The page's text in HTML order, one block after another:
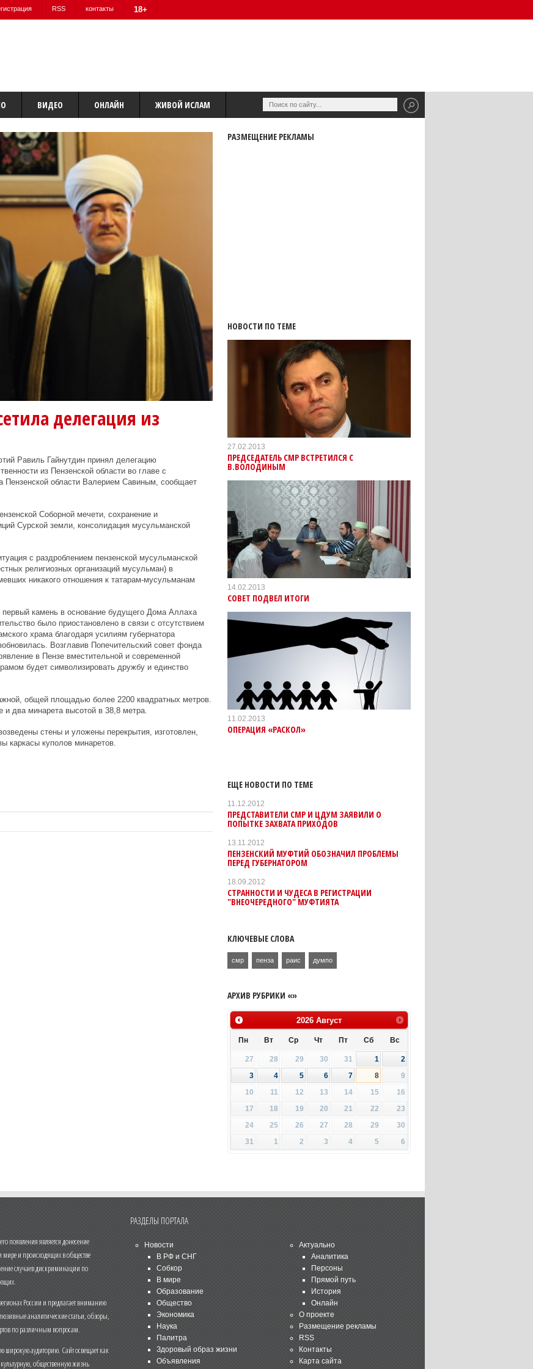
RSS контакты 18+
ВИДЕО ОНЛАЙН ЖИВОЙ ИСЛАМ
делегация из
Равиль Гайнутдин принял делегацию
из Пензенской области во главе с
Пензенской области Валерием Савиным, сообщает
Соборной мечети, сохранение и
Сурской земли, консолидация мусульманской
с раздроблением пензенской мусульманской
религиозных организаций мусульман) в
никакого отношения к татарам-мусульманам
первый камень в основание будущего Дома Аллаха
было приостановлено в связи с отсутствием
храма благодаря усилиям губернатора
Возглавив Попечительский совет фонда
в Пензе вместительной и современной
будет символизировать дружбу и единство
общей площадью более 2200 квадратных метров.
и два минарета высотой в 38,8 метра.
стены и уложены перекрытия, изготовлен,
каркасы куполов минаретов.
РАЗМЕЩЕНИЕ РЕКЛАМЫ
НОВОСТИ ПО ТЕМЕ
27.02.2013
ПРЕДСЕДАТЕЛЬ СМР ВСТРЕТИЛСЯ С
В.ВОЛОДИНЫМ
14.02.2013
СОВЕТ ПОДВЕЛ ИТОГИ
11.02.2013
ОПЕРАЦИЯ «РАСКОЛ»
ЕЩЕ НОВОСТИ ПО ТЕМЕ
11.12.2012
ПРЕДСТАВИТЕЛИ СМР И ЦДУМ ЗАЯВИЛИ О
ПОПЫТКЕ ЗАХВАТА ПРИХОДОВ
13.11.2012
ПЕНЗЕНСКИЙ МУФТИЙ ОБОЗНАЧИЛ ПРОБЛЕМЫ
ПЕРЕД ГУБЕРНАТОРОМ
18.09.2012
СТРАННОСТИ И ЧУДЕСА В РЕГИСТРАЦИИ
"ВНЕОЧЕРЕДНОГО" МУФТИЯТА
КЛЮЧЕВЫЕ СЛОВА
смр пенза раис думпо
АРХИВ РУБРИКИ «»
2026 Август
Пн Вт Ср Чт Пт Сб Вс
27 28 29 30 31 1
2
3
4 5 6 7 8
9
10
11 12 13 14 15
16
17
18 19 20 21 22
23
24
25 26 27 28 29
30
31
1 2 3 4 5 6
появления является донесение
и происходящих в обществе
случаев дискриминации по
России и предлагает вниманию
аналитические статьи, обзоры,
по различным вопросам.
аудиторию. Сайт освещает как
общественную жизнь
РАЗДЕЛЫ ПОРТАЛА
Новости
В РФ и СНГ
Собкор
В мире
Образование
Общество
Экономика
Наука
Палитра
Здоровый образ жизни
Объявления
Актуально
Аналитика
Персоны
Прямой путь
История
Онлайн
О проекте
Размещение рекламы
RSS
Контакты
Карта сайта